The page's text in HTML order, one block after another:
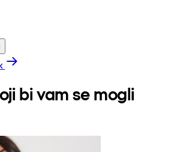
bi vam se mogli